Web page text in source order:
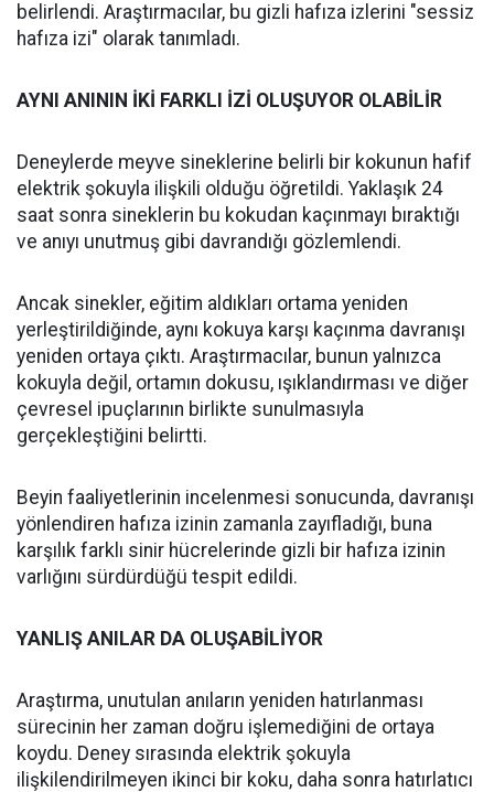
belirlendi. Araştırmacılar, bu gizli hafıza izlerini "sessiz
hafıza izi" olarak tanımladı.
AYNI ANININ İKİ FARKLI İZİ OLUŞUYOR OLABİLİR
Deneylerde meyve sineklerine belirli bir kokunun hafif
elektrik şokuyla ilişkili olduğu öğretildi. Yaklaşık 24
saat sonra sineklerin bu kokudan kaçınmayı bıraktığı
ve anıyı unutmuş gibi davrandığı gözlemlendi.
Ancak sinekler, eğitim aldıkları ortama yeniden
yerleştirildiğinde, aynı kokuya karşı kaçınma davranışı
yeniden ortaya çıktı. Araştırmacılar, bunun yalnızca
kokuyla değil, ortamın dokusu, ışıklandırması ve diğer
çevresel ipuçlarının birlikte sunulmasıyla
gerçekleştiğini belirtti.
Beyin faaliyetlerinin incelenmesi sonucunda, davranışı
yönlendiren hafıza izinin zamanla zayıfladığı, buna
karşılık farklı sinir hücrelerinde gizli bir hafıza izinin
varlığını sürdürdüğü tespit edildi.
YANLIŞ ANILAR DA OLUŞABİLİYOR
Araştırma, unutulan anıların yeniden hatırlanması
sürecinin her zaman doğru işlemediğini de ortaya
koydu. Deney sırasında elektrik şokuyla
ilişkilendirilmeyen ikinci bir koku, daha sonra hatırlatıcı